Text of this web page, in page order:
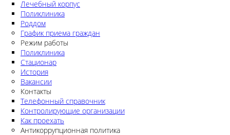
Лечебный корпус
Поликлиника
Роддом
График приема граждан
Режим работы
Поликлиника
Стационар
История
Вакансии
Контакты
Телефонный справочник
Контролирующие организации
Как проехать
Антикоррупционная политика